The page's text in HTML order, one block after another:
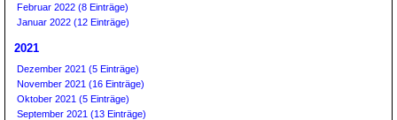
Februar 2022 (8 Einträge)
Januar 2022 (12 Einträge)
2021
Dezember 2021 (5 Einträge)
November 2021 (16 Einträge)
Oktober 2021 (5 Einträge)
September 2021 (13 Einträge)